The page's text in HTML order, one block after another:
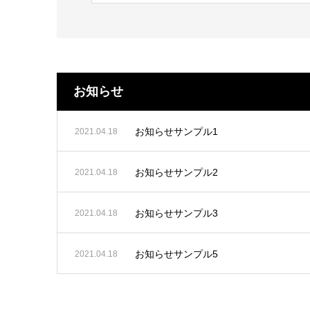
お知らせ
2021.04.18 お知らせサンプル1
2021.04.18 お知らせサンプル2
2021.04.18 お知らせサンプル3
2021.04.18 お知らせサンプル5